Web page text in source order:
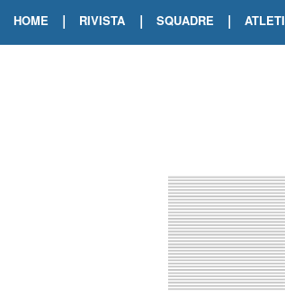
HOME | RIVISTA | SQUADRE | ATLETI